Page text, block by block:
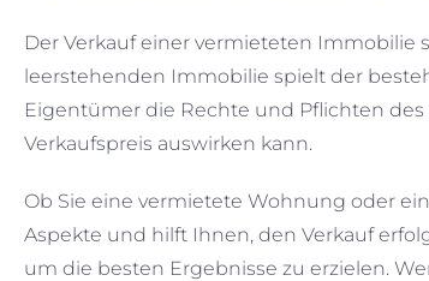
Der Verkauf einer vermieteten Immobilie
leerstehenden Immobilie spielt der
Eigentümer die Rechte und Pflichten des
Verkaufspreis auswirken kann.
Ob Sie eine vermietete Wohnung oder
Aspekte und hilft Ihnen, den Verkauf
um die besten Ergebnisse zu erzielen.